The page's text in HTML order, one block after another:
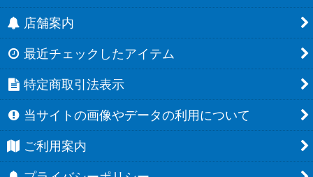
店舗案内
最近チェックしたアイテム
特定商取引法表示
当サイトの画像やデータの利用について
ご利用案内